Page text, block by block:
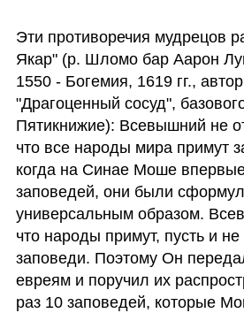
Эти противоречия мудрецов
Якар" (р. Шломо бар Аарон
1550 - Богемия, 1619 гг.,
"Драгоценный сосуд",
Пятикнижие): Всевышний не
что все народы мира примут
когда на Синае Моше
заповедей, они были
универсальным образом.
что народы примут, пусть и не
заповеди. Поэтому Он
евреям и поручил их
раз 10 заповедей, которые